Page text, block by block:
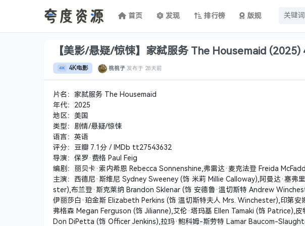
首页 发现 排行榜 版规
【美影/悬疑/惊悚】家弑服务 The Housemaid (2025)
4K电影 桃桃子 发布于 28天前
片名：家弑服务 The Housemaid
年代：2025
地区：美国
类型：剧情/悬疑/惊悚
语言：英语
评分：豆瓣 7.1分 / IMDb tt27543632
导演：保罗·费格 Paul Feig
编剧：丽贝卡·索内希恩 Rebecca Sonnenshine,弗雷达·麦克法登 Freida
主演：西德尼·斯维尼 Sydney Sweeney (饰 米莉 Millie Calloway),阿曼达·塞弗
ster),布兰登·斯克莱纳 Brandon Sklenar (饰 安德鲁·温切斯特 Andrew
伊丽莎白·珀金斯 Elizabeth Perkins (饰 温切斯特夫人 Mrs. Winchester),印第
弗格森 Megan Ferguson (饰 Jilianne),艾伦·塔玛基 Ellen Tamaki (饰 Patrice),
Don DiPetta (饰 Officer Jenkins),拉玛·鲍科姆-斯劳特 Lamar Baucom-